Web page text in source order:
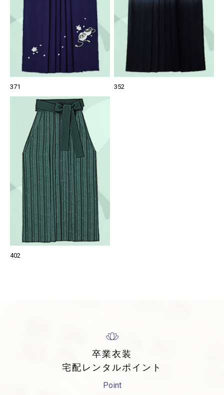
371 352
402
卒業衣装
宅配レンタルポイント
Point